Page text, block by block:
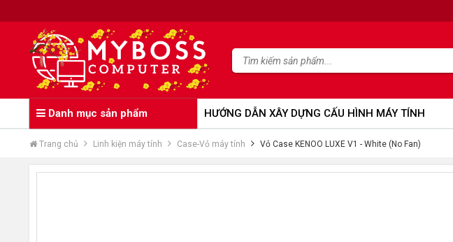
Danh mục sản phẩm HƯỚNG DẪN XÂY DỰNG CẤU HÌNH MÁY TÍNH
Trang chủ Linh kiện máy tính Case-Vỏ máy tính Vỏ Case KENOO LUXE V1 - White (No Fan)